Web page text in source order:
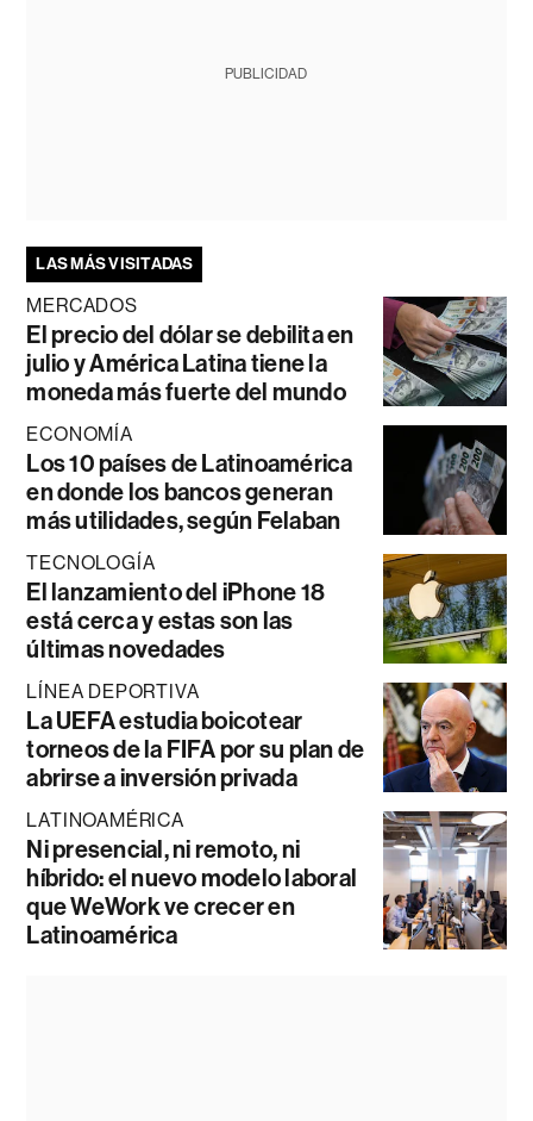
PUBLICIDAD
LAS MÁS VISITADAS
MERCADOS
El precio del dólar se debilita en
julio y América Latina tiene la
moneda más fuerte del mundo
ECONOMÍA
Los 10 países de Latinoamérica
en donde los bancos generan
más utilidades, según Felaban
TECNOLOGÍA
El lanzamiento del iPhone 18
está cerca y estas son las
últimas novedades
LÍNEA DEPORTIVA
La UEFA estudia boicotear
torneos de la FIFA por su plan de
abrirse a inversión privada
LATINOAMÉRICA
Ni presencial, ni remoto, ni
híbrido: el nuevo modelo laboral
que WeWork ve crecer en
Latinoamérica